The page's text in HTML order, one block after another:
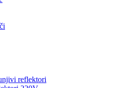
reflektori